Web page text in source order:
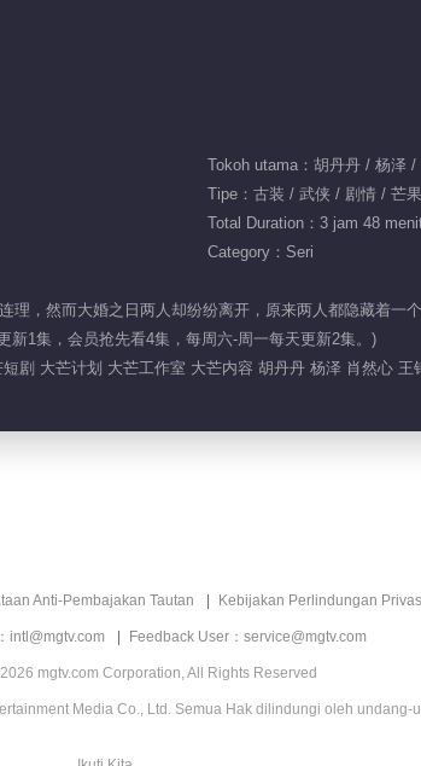
Tokoh utama：胡丹丹 / 杨泽
Tipe：古装 / 武侠 / 剧情 / 芒
Total Duration：3 jam 48
Category：Seri
理，然而大婚之日两人却纷纷离开，原来两人都隐藏着
1集，会员抢先看4集，每周六-周一每天更新2集。)
剧 大芒计划 大芒工作室 大芒内容 胡丹丹 杨泽 肖然心 王
Anti-Pembajakan Tautan Kebijakan Perlindungan
intl@mgtv.com Feedback User：service@mgtv.com
mgtv.com Corporation, All Rights Reserved
Media Co., Ltd. Semua Hak dilindungi oleh undang-